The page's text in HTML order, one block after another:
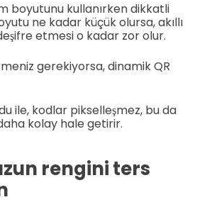
boyutunu kullanırken dikkatli
ne kadar küçük olursa, akıllı
etmesi o kadar zor olur.
gerekiyorsa, dinamik QR
ile, kodlar pikselleşmez, bu da
kolay hale getirir.
rengini ters